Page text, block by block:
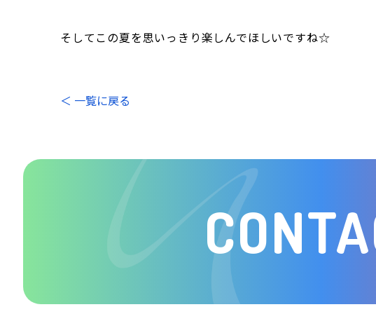
そしてこの夏を思いっきり楽しんでほしいですね☆
＜ 一覧に戻る